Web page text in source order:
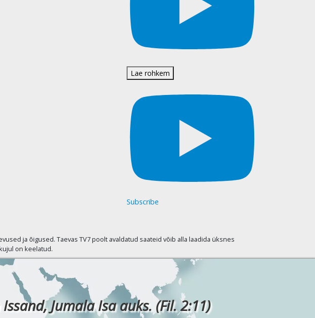
Lae rohkem
Subscribe
ja õigused. Taevas TV7 poolt avaldatud saateid võib alla laadida üksnes
on keelatud.
Jumala Isa auks. (Fil. 2:11)